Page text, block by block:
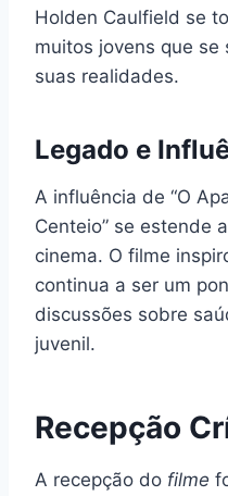
Holden Caulfield se
muitos jovens que
suas realidades.
Legado e
A influência de “O
Centeio” se estende
cinema. O filme
continua a ser um
discussões sobre
juvenil.
Recepção
A recepção do filme